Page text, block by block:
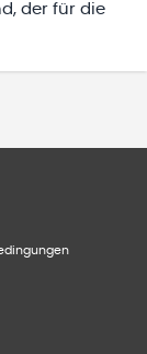
der für die